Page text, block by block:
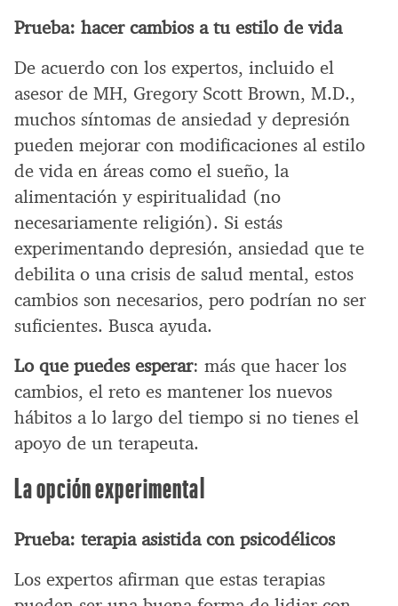
Prueba: hacer cambios a tu estilo de vida
De acuerdo con los expertos, incluido el
asesor de MH, Gregory Scott Brown, M.D.,
muchos síntomas de ansiedad y depresión
pueden mejorar con modificaciones al estilo
de vida en áreas como el sueño, la
alimentación y espiritualidad (no
necesariamente religión). Si estás
experimentando depresión, ansiedad que te
debilita o una crisis de salud mental, estos
cambios son necesarios, pero podrían no ser
suficientes. Busca ayuda.
Lo que puedes esperar: más que hacer los
cambios, el reto es mantener los nuevos
hábitos a lo largo del tiempo si no tienes el
apoyo de un terapeuta.
La opción experimental
Prueba: terapia asistida con psicodélicos
Los expertos afirman que estas terapias